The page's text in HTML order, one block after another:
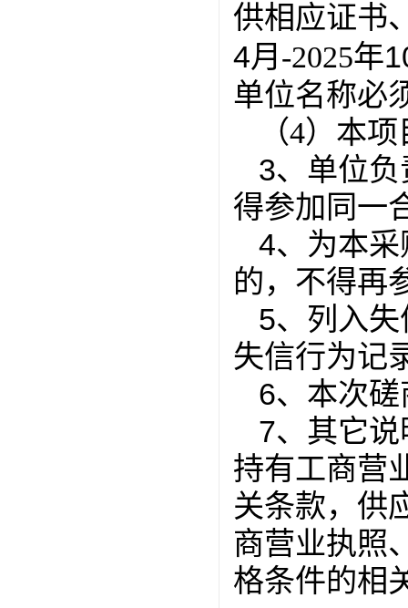
供相应证书
4月 -2025年
单位名称必
（4）本
3、单位
得参加同一
4、为本
的，不得再
5、列入
失信行为记
6、本次
7、其它说
持有工商营
关条款，供
商营业执照
格条件的相